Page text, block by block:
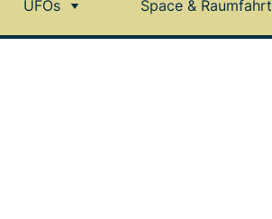
UFOs Space & Raumfahrt